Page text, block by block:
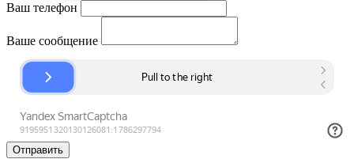
Ваш телефон
Ваше сообщение
Отправить